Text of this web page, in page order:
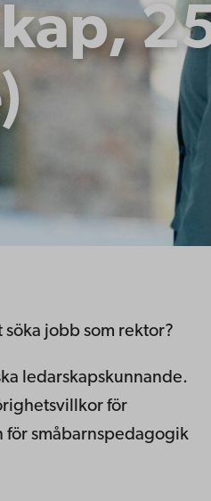
jobb som rektor?
ledarskapskunnande.
för
småbarnspedagogik